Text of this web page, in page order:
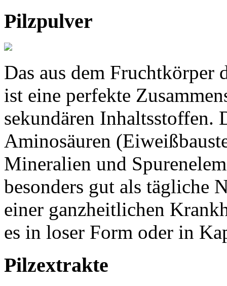
Pilzpulver
Das aus dem Fruchtkörper
ist eine perfekte
sekundären Inhaltsstoffen.
Aminosäuren
Mineralien und
besonders gut als tägliche
einer ganzheitlichen
es in loser Form oder in
Pilzextrakte